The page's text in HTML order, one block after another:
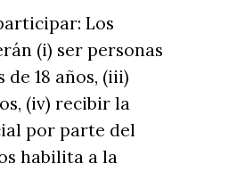
Los
(i) ser personas
18 años, (iii)
(iv) recibir la
por parte del
habilita a la